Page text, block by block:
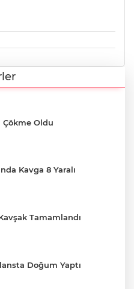
Çökme Oldu
Kavga 8 Yaralı
Tamamlandı
Doğum Yaptı